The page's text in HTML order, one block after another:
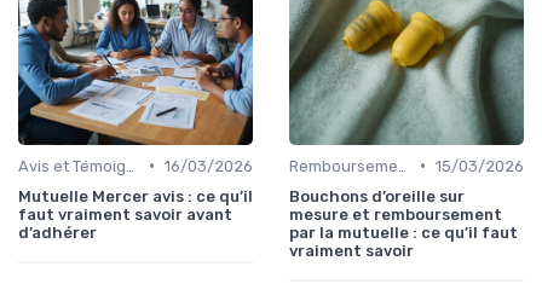
• 16/03/2026
Mutuelle Mercer avis : ce qu’il
faut vraiment savoir avant
d’adhérer
• 15/03/2026
Bouchons d’oreille sur
mesure et remboursement
par la mutuelle : ce qu’il faut
vraiment savoir